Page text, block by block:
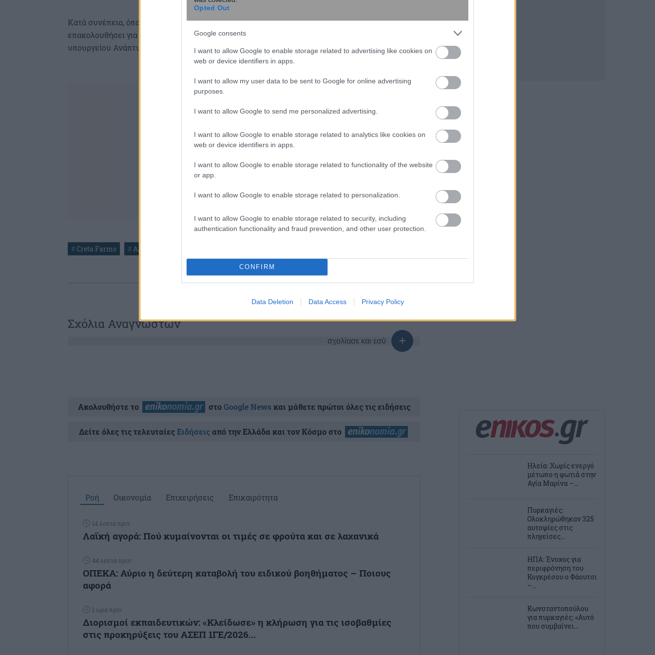
Opted Out
Google consents
I want to allow Google to enable storage related to advertising like cookies on
web or device identifiers in apps.
I want to allow my user data to be sent to Google for online advertising
purposes.
I want to allow Google to send me personalized advertising.
I want to allow Google to enable storage related to analytics like cookies on
web or device identifiers in apps.
I want to allow Google to enable storage related to functionality of the website
or app.
I want to allow Google to enable storage related to personalization.
I want to allow Google to enable storage related to security, including
authentication functionality and fraud prevention, and other user protection.
CONFIRM
Data Deletion Data Access Privacy Policy
Κατά συνέπεια, όποιος εκ των δύο αδερφών δεν υπογράψει, θα αναλάβει και την ευθύνη για ό,τι
επακολουθήσει για την εταιρεία “Creta Farm”.,όπως αναφέρεται στην ανακοίνωση του
υπουργείου Ανάπτυξης.
#Creta Farms # ΑΔΩΝΙΣ ΓΕΩΡΓΙΑΔΗΣ
share
Σχόλια Αναγνωστών
σχολίασε και εσύ
Ακολουθήστε το στοGoogle Newsκαι μάθετε πρώτοι όλες τις ειδήσεις
Δείτε όλες τις τελευταίεςΕιδήσειςαπό την Ελλάδα και τον Κόσμο στο
Ροή Οικονομία Επιχειρήσεις Επικαιρότητα
14 λεπτά πριν
Λαϊκή αγορά: Πού κυμαίνονται οι τιμές σε φρούτα και σε λαχανικά
44 λεπτά πριν
ΟΠΕΚΑ: Αύριο η δεύτερη καταβολή του ειδικού βοηθήματος – Ποιους
αφορά
1 ώρα πριν
Διορισμοί εκπαιδευτικών: «Κλείδωσε» η κλήρωση για τις ισοβαθμίες
στις προκηρύξεις του ΑΣΕΠ 1ΓΕ/2026...
Ηλεία: Χωρίς ενεργό
μέτωπο η φωτιά στην
Αγία Μαρίνα –...
Πυρκαγιές:
Ολοκληρώθηκαν 325
αυτοψίες στις
πληγείσες...
ΗΠΑ: Ένοχος για
περιφρόνηση του
Κογκρέσου ο Φάουτσι
–...
Κωνσταντοπούλου
για πυρκαγιές: «Αυτό
που συμβαίνει...